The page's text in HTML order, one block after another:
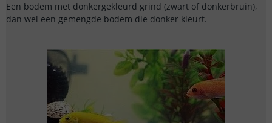
Een bodem met donkergekleurd grind (zwart of donkerbruin),
dan wel een gemengde bodem die donker kleurt.